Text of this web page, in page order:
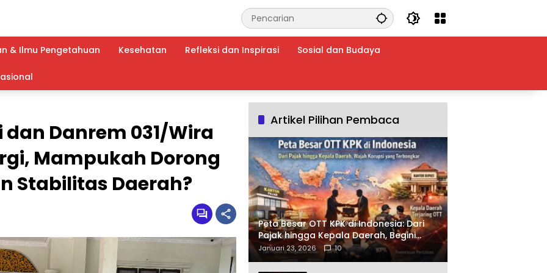
& Ilmu Pengetahuan Kesehatan Refleksi dan Inspirasi Sosial dan Budaya
Danrem 031/Wira
Mampukah Dorong
Stabilitas Daerah?
Artikel Pilihan Pembaca
Peta Besar OTT KPK di Indonesia: Dari
Pajak hingga Kepala Daerah, Begini
Wajah Korupsi yang Terbongkar
Januari 23, 2026 10